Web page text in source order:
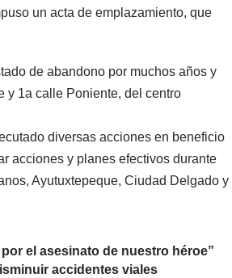
un acta de emplazamiento, que
de abandono por muchos años y
y 1a calle Poniente, del centro
diversas acciones en beneficio
acciones y planes efectivos durante
Ayutuxtepeque, Ciudad Delgado y
el asesinato de nuestro héroe”
accidentes viales